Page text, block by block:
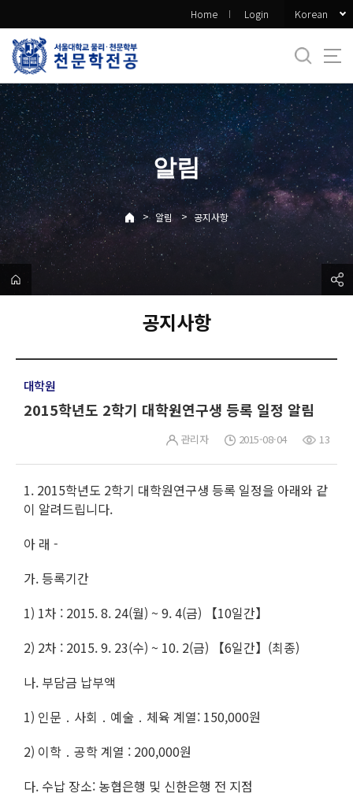
로
메
뉴
Home Login Korean
알림
> 알림 > 공지사항
공지사항
대학원
2015학년도 2학기 대학원연구생 등록 일정 알림
관리자 2015-08-04 13
1. 2015학년도 2학기 대학원연구생 등록 일정을 아래와 같
이 알려드립니다.
아 래 -
가. 등록기간
1) 1차 : 2015. 8. 24(월) ~ 9. 4(금) 【10일간】
2) 2차 : 2015. 9. 23(수) ~ 10. 2(금) 【6일간】(최종)
나. 부담금 납부액
1) 인문 ․ 사회 ․ 예술 ․ 체육 계열: 150,000원
2) 이학 ․ 공학 계열 : 200,000원
다. 수납 장소: 농협은행 및 신한은행 전 지점